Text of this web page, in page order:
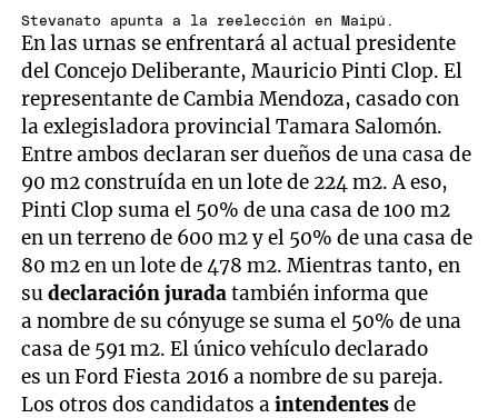
Stevanato apunta a la reelección en Maipú.
En las urnas se enfrentará al actual presidente
del Concejo Deliberante, Mauricio Pinti Clop. El
representante de Cambia Mendoza, casado con
la exlegisladora provincial Tamara Salomón.
Entre ambos declaran ser dueños de una casa de
90 m2 construída en un lote de 224 m2. A eso,
Pinti Clop suma el 50% de una casa de 100 m2
en un terreno de 600 m2 y el 50% de una casa de
80 m2 en un lote de 478 m2. Mientras tanto, en
sudeclaración juradatambién informa que
a nombre de su cónyuge se suma el 50% de una
casa de 591 m2. El único vehículo declarado
es un Ford Fiesta 2016 a nombre de su pareja.
Los otros dos candidatos aintendentesde